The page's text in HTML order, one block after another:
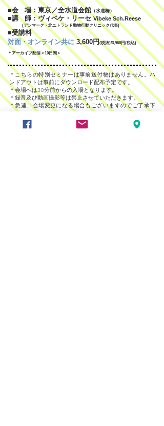
■会 場：東京／全水道会館（水道橋）
■講 師：ヴィベケ・リーセVibeke Sch.Reese
(デンマーク・北ユトランド動物行動クリニック代表)
■受講料
対面・オンライン共に 3,600円(税抜)/3,960円(税込)
＊アーカイブ配信＜10日間＞
＊こちらの特別セミナーは事前送付物はありません。ハ
ンドアウトは事前にダウンロード配布予定です。
＊会場へは30分前からの入場となります。
＊録音及び動画撮影等は禁止させていただきます。
＊急遽、会場変更になる場合もございますのでご了承下
さい。
＊ペット同伴不可の講座です。